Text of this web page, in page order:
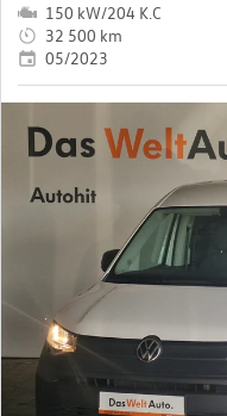
150 kW/204 K.C
32 500 km
05/2023